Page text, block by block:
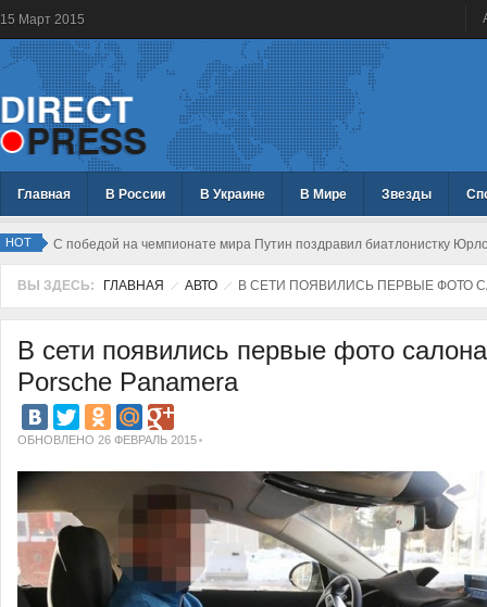
15 Март 2015
Главная В России В Украине В Мире Звезды
HOT С победой на чемпионате мира Путин поздравил биатлонистку
ВЫ ЗДЕСЬ: ГЛАВНАЯ АВТО В СЕТИ ПОЯВИЛИСЬ ПЕРВЫЕ ФОТО
В сети появились первые фото салона
Porsche Panamera
ОБНОВЛЕНО 26 ФЕВРАЛЬ 2015